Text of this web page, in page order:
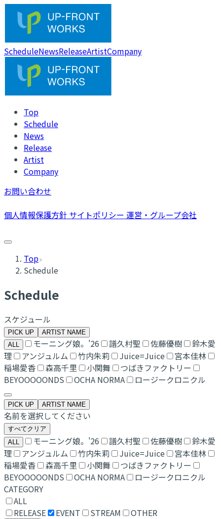
ScheduleNewsReleaseArtistCompany
Top
Schedule
News
Release
Artist
Company
お問い合わせ
個人情報保護方針 サイトポリシー 運営・グループ会社
Top
Schedule
Schedule
スケジュール
PICK UP
ARTIST NAME
ALL
モーニング娘。'26 譜久村聖 佐藤優樹
鈴木愛
理
アンジュルム 竹内朱莉 Juice=Juice
宮本佳林
稲場愛香
森高千里 小関舞
つばきファクトリー
BEYOOOOONDS
OCHA NORMA ロージークロニクル
PICK UP ARTIST NAME
名前を選択してください
すべてクリア
ALL
モーニング娘。'26 譜久村聖 佐藤優樹
鈴木愛
理
アンジュルム 竹内朱莉 Juice=Juice
宮本佳林
稲場愛香
森高千里 小関舞
つばきファクトリー
BEYOOOOONDS
OCHA NORMA
ロージークロニクル
CATEGORY
ALL
RELEASE
EVENT STREAM OTHER